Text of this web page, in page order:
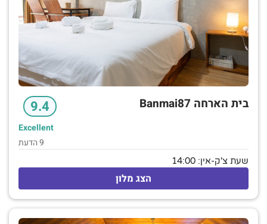
בית הארחה Banmai87 9.4
Excellent
9 הדעת
שעת צ'ק-אין: 14:00
הצג מלון